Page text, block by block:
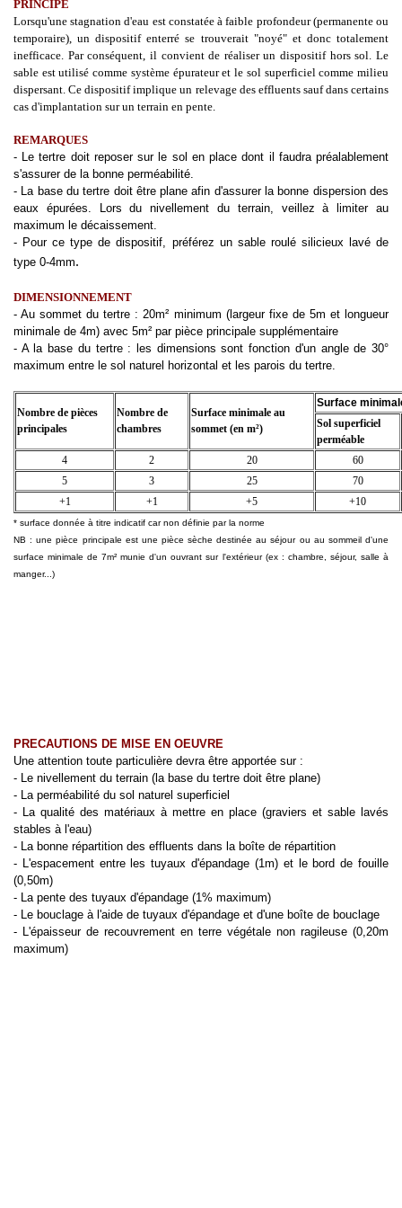
PRINCIPE
Lorsqu'une stagnation d'eau est constatée à faible profondeur (permanente ou
temporaire), un dispositif enterré se trouverait "noyé" et donc totalement
inefficace. Par conséquent, il convient de réaliser un dispositif hors sol. Le
sable est utilisé comme système épurateur et le sol superficiel comme milieu
dispersant. Ce dispositif implique un relevage des effluents sauf dans certains
cas d'implantation sur un terrain en pente.
REMARQUES
- Le tertre doit reposer sur le sol en place dont il faudra préalablement
s'assurer de la bonne perméabilité.
- La base du tertre doit être plane afin d'assurer la bonne dispersion des
eaux épurées. Lors du nivellement du terrain, veillez à limiter au
maximum le décaissement.
- Pour ce type de dispositif, préférez un sable roulé silicieux lavé de
type 0-4mm.
DIMENSIONNEMENT
- Au sommet du tertre : 20m² minimum (largeur fixe de 5m et longueur
minimale de 4m) avec 5m² par pièce principale supplémentaire
- A la base du tertre : les dimensions sont fonction d'un angle de 30°
maximum entre le sol naturel horizontal et les parois du tertre.
Nombre de pièces
principales
Nombre de
chambres
Surface minimale au
sommet (en m²)
Surface
Sol superficiel
perméable
4
2 20
60
5
3 25
70
+1
+1 +5 +10
* surface donnée à titre indicatif car non définie par la norme
NB : une pièce principale est une pièce sèche destinée au séjour ou au sommeil d'une
surface minimale de 7m² munie d'un ouvrant sur l'extérieur (ex : chambre, séjour, salle à
manger...)
PRECAUTIONS DE MISE EN OEUVRE
Une attention toute particulière devra être apportée sur :
- Le nivellement du terrain (la base du tertre doit être plane)
- La perméabilité du sol naturel superficiel
- La qualité des matériaux à mettre en place (graviers et sable lavés
stables à l'eau)
- La bonne répartition des effluents dans la boîte de répartition
- L'espacement entre les tuyaux d'épandage (1m) et le bord de fouille
(0,50m)
- La pente des tuyaux d'épandage (1% maximum)
- Le bouclage à l'aide de tuyaux d'épandage et d'une boîte de bouclage
- L'épaisseur de recouvrement en terre végétale non ragileuse (0,20m
maximum)